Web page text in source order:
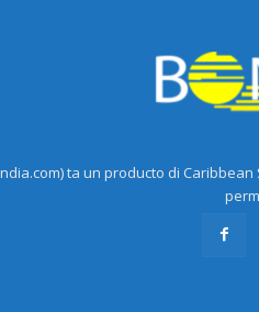
ta un producto di